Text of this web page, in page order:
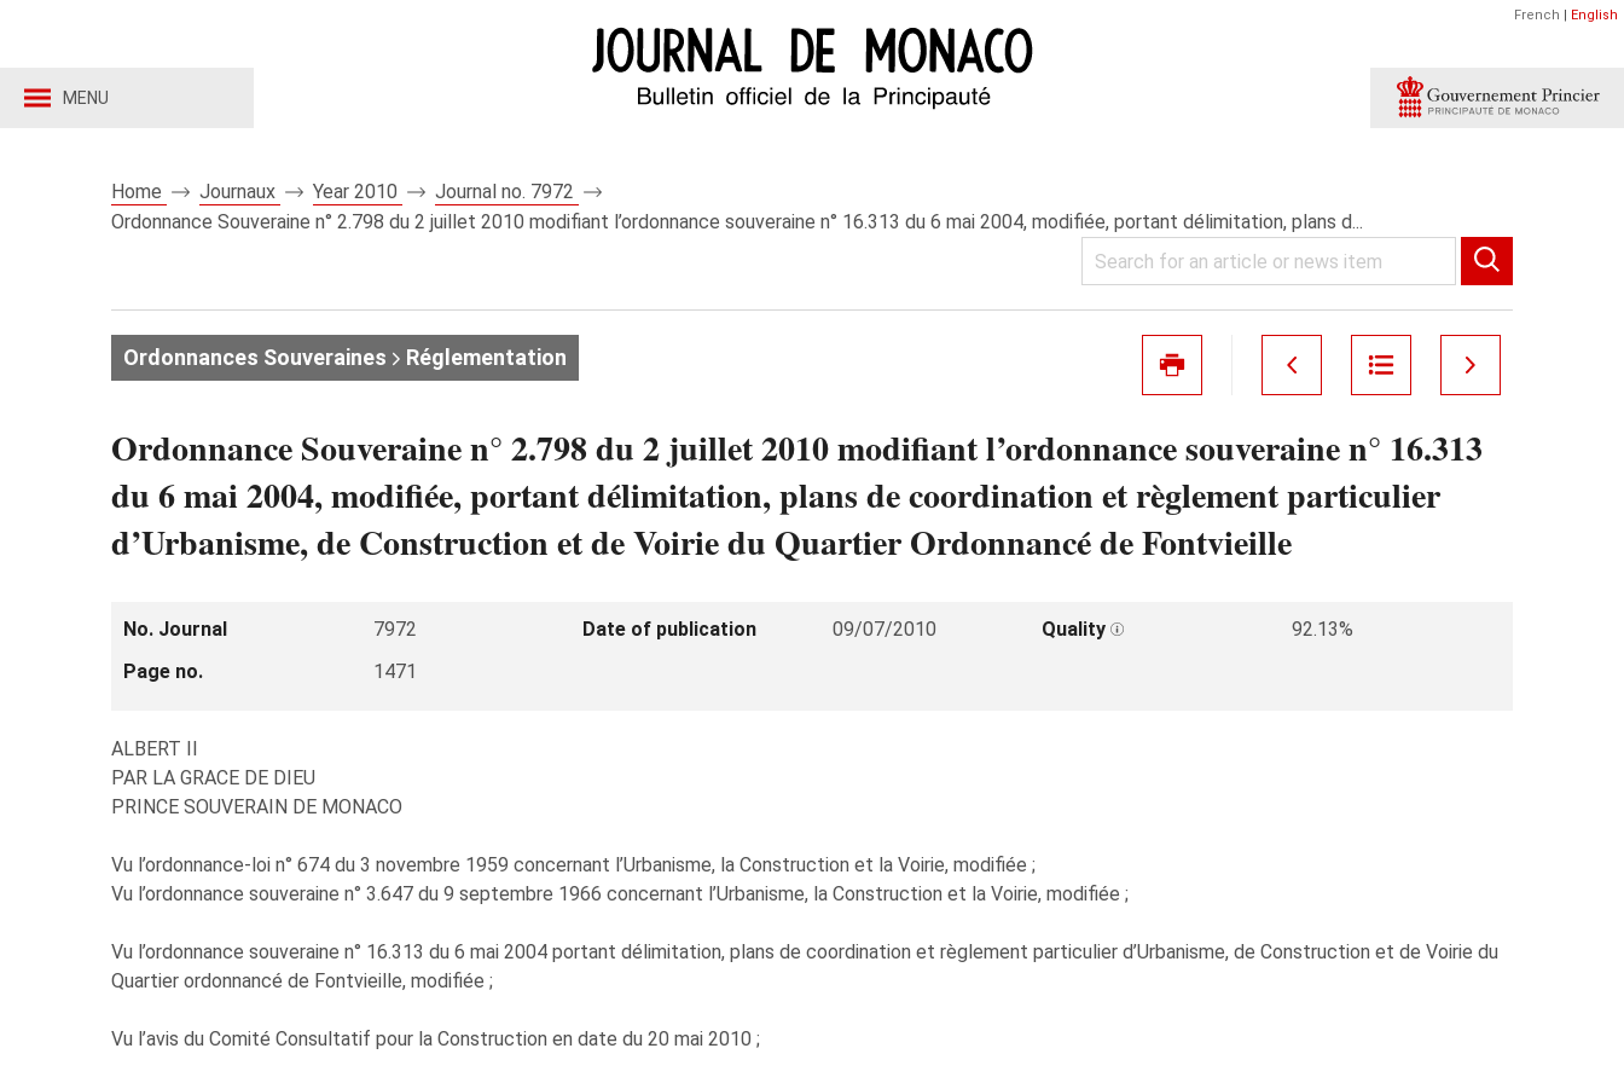
MENU
French | English
Home Journaux Year 2010
Journal no. 7972
Ordonnance Souveraine n° 2.798 du 2 juillet 2010 modifiant l’ordonnance souveraine n° 16.313 du 6 mai 2004, modifiée, portant délimitation, plans d...
Ordonnances Souveraines Réglementation
Ordonnance Souveraine n° 2.798 du 2 juillet 2010 modifiant l’ordonnance souveraine n° 16.313
du 6 mai 2004, modifiée, portant délimitation, plans de coordination et règlement particulier
d’Urbanisme, de Construction et de Voirie du Quartier Ordonnancé de Fontvieille
No. Journal 7972 Date of publication 09/07/2010 Quality
92.13%
Page no.
1471
ALBERT II
PAR LA GRACE DE DIEU
PRINCE SOUVERAIN DE MONACO
Vu l’ordonnance-loi n° 674 du 3 novembre 1959 concernant l’Urbanisme, la Construction et la Voirie, modifiée ;
Vu l’ordonnance souveraine n° 3.647 du 9 septembre 1966 concernant l’Urbanisme, la Construction et la Voirie, modifiée ;
Vu l’ordonnance souveraine n° 16.313 du 6 mai 2004 portant délimitation, plans de coordination et règlement particulier d’Urbanisme, de Construction et de Voirie du
Quartier ordonnancé de Fontvieille, modifiée ;
Vu l’avis du Comité Consultatif pour la Construction en date du 20 mai 2010 ;